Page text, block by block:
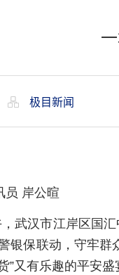
极目新闻
员 岸公暄
武汉市江岸区国
银保联动，守牢
”又有乐趣的平安盛